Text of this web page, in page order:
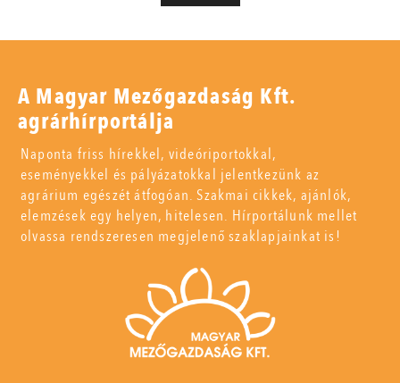
A Magyar Mezőgazdaság Kft.
agrárhírportálja
Naponta friss hírekkel, videóriportokkal,
eseményekkel és pályázatokkal jelentkezünk az
agrárium egészét átfogóan. Szakmai cikkek, ajánlók,
elemzések egy helyen, hitelesen. Hírportálunk mellet
olvassa rendszeresen megjelenő szaklapjainkat is!